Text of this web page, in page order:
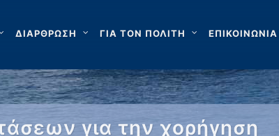
ΔΙΑΡΘΡΩΣΗ ΓΙΑ ΤΟΝ ΠΟΛΙΤΗ ΕΠΙΚΟΙΝΩΝΙΑ
για την χορήγηση